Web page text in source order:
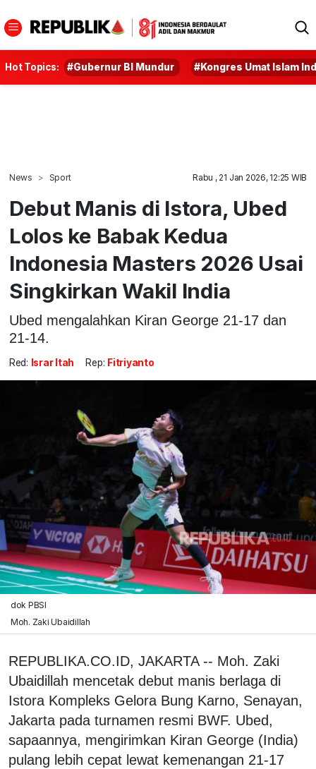
Hot Topics: #Gubernur BI Mundur #Kongres Umat Islam
News Sport Rabu , 21 Jan 2026, 12:25 WIB
Debut Manis di Istora, Ubed
Lolos ke Babak Kedua
Indonesia Masters 2026 Usai
Singkirkan Wakil India
Ubed mengalahkan Kiran George 21-17 dan
21-14.
Red: Israr Itah Rep: Fitriyanto
dok PBSI
Moh. Zaki Ubaidillah
REPUBLIKA.CO.ID, JAKARTA -- Moh. Zaki
Ubaidillah mencetak debut manis berlaga di
Istora Kompleks Gelora Bung Karno, Senayan,
Jakarta pada turnamen resmi BWF. Ubed,
sapaannya, mengirimkan Kiran George (India)
pulang lebih cepat lewat kemenangan 21-17